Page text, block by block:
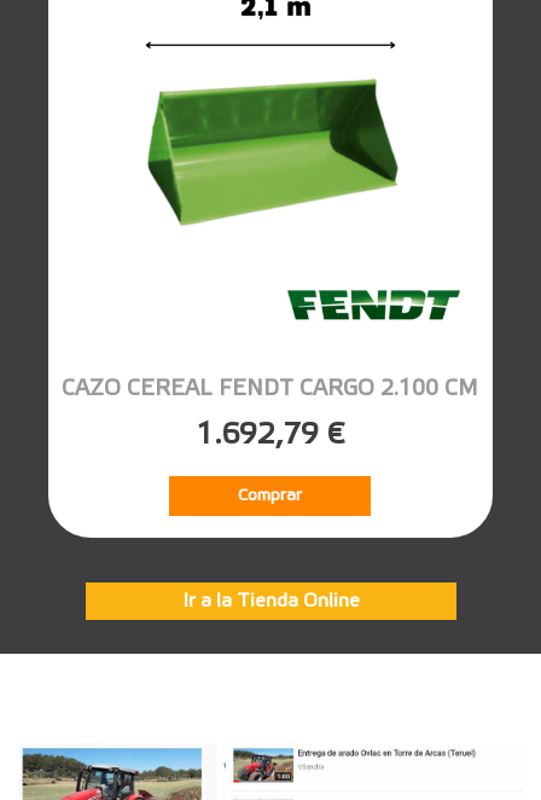
CAZO CEREAL FENDT CARGO 2.100 CM
1.692,79 €
Comprar
Ir a la Tienda Online